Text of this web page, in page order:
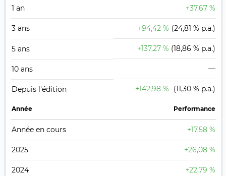
1 an +37,67 %
3 ans +94,42 % (24,81 % p.a.)
5 ans +137,27 % (18,86 % p.a.)
10 ans —
Depuis l'édition +142,98 % (11,30 % p.a.)
Année Performance
Année en cours +17,58 %
2025 +26,08 %
2024 +22,79 %